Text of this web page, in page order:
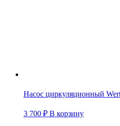
Насос циркуляционный
3 700 ₽ В корзину